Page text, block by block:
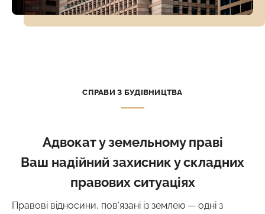
СПРАВИ З БУДІВНИЦТВА
Адвокат у земельному праві
Bаш надійний захисник у складних
правових ситуаціях
Правові відносини, пов’язані із землею — одні з